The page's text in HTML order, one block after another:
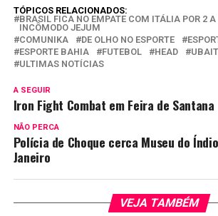
TÓPICOS RELACIONADOS:
BRASIL FICA NO EMPATE COM ITÁLIA POR 2
INCÔMODO JEJUM
COMUNIKA
DE OLHO NO ESPORTE
ESPORTE BAHIA
FUTEBOL HEAD
ULTIMAS NOTÍCIAS
A SEGUIR
Iron Fight Combat em Feira de Santana
NÃO PERCA
Polícia de Choque cerca Museu do
Janeiro
VEJA TAMBÉM